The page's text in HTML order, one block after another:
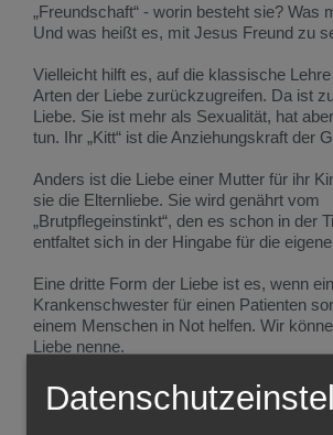
„Freundschaft“ - worin besteht sie? Was
Und was heißt es, mit Jesus Freund zu
Vielleicht hilft es, auf die klassische
Arten der Liebe zurückzugreifen. Da ist
Liebe. Sie ist mehr als Sexualität, hat
tun. Ihr „Kitt“ ist die Anziehungskraft der
Anders ist die Liebe einer Mutter für ihr
sie die Elternliebe. Sie wird genährt vom
„Brutpflegeinstinkt“, den es schon in der
entfaltet sich in der Hingabe für die
Eine dritte Form der Liebe ist es, wenn
Krankenschwester für einen Patienten
einem Menschen in Not helfen. Wir
Liebe nenne.
Und schließlich ist es nochmals eine
wenn zwei Menschen über viele Jahre